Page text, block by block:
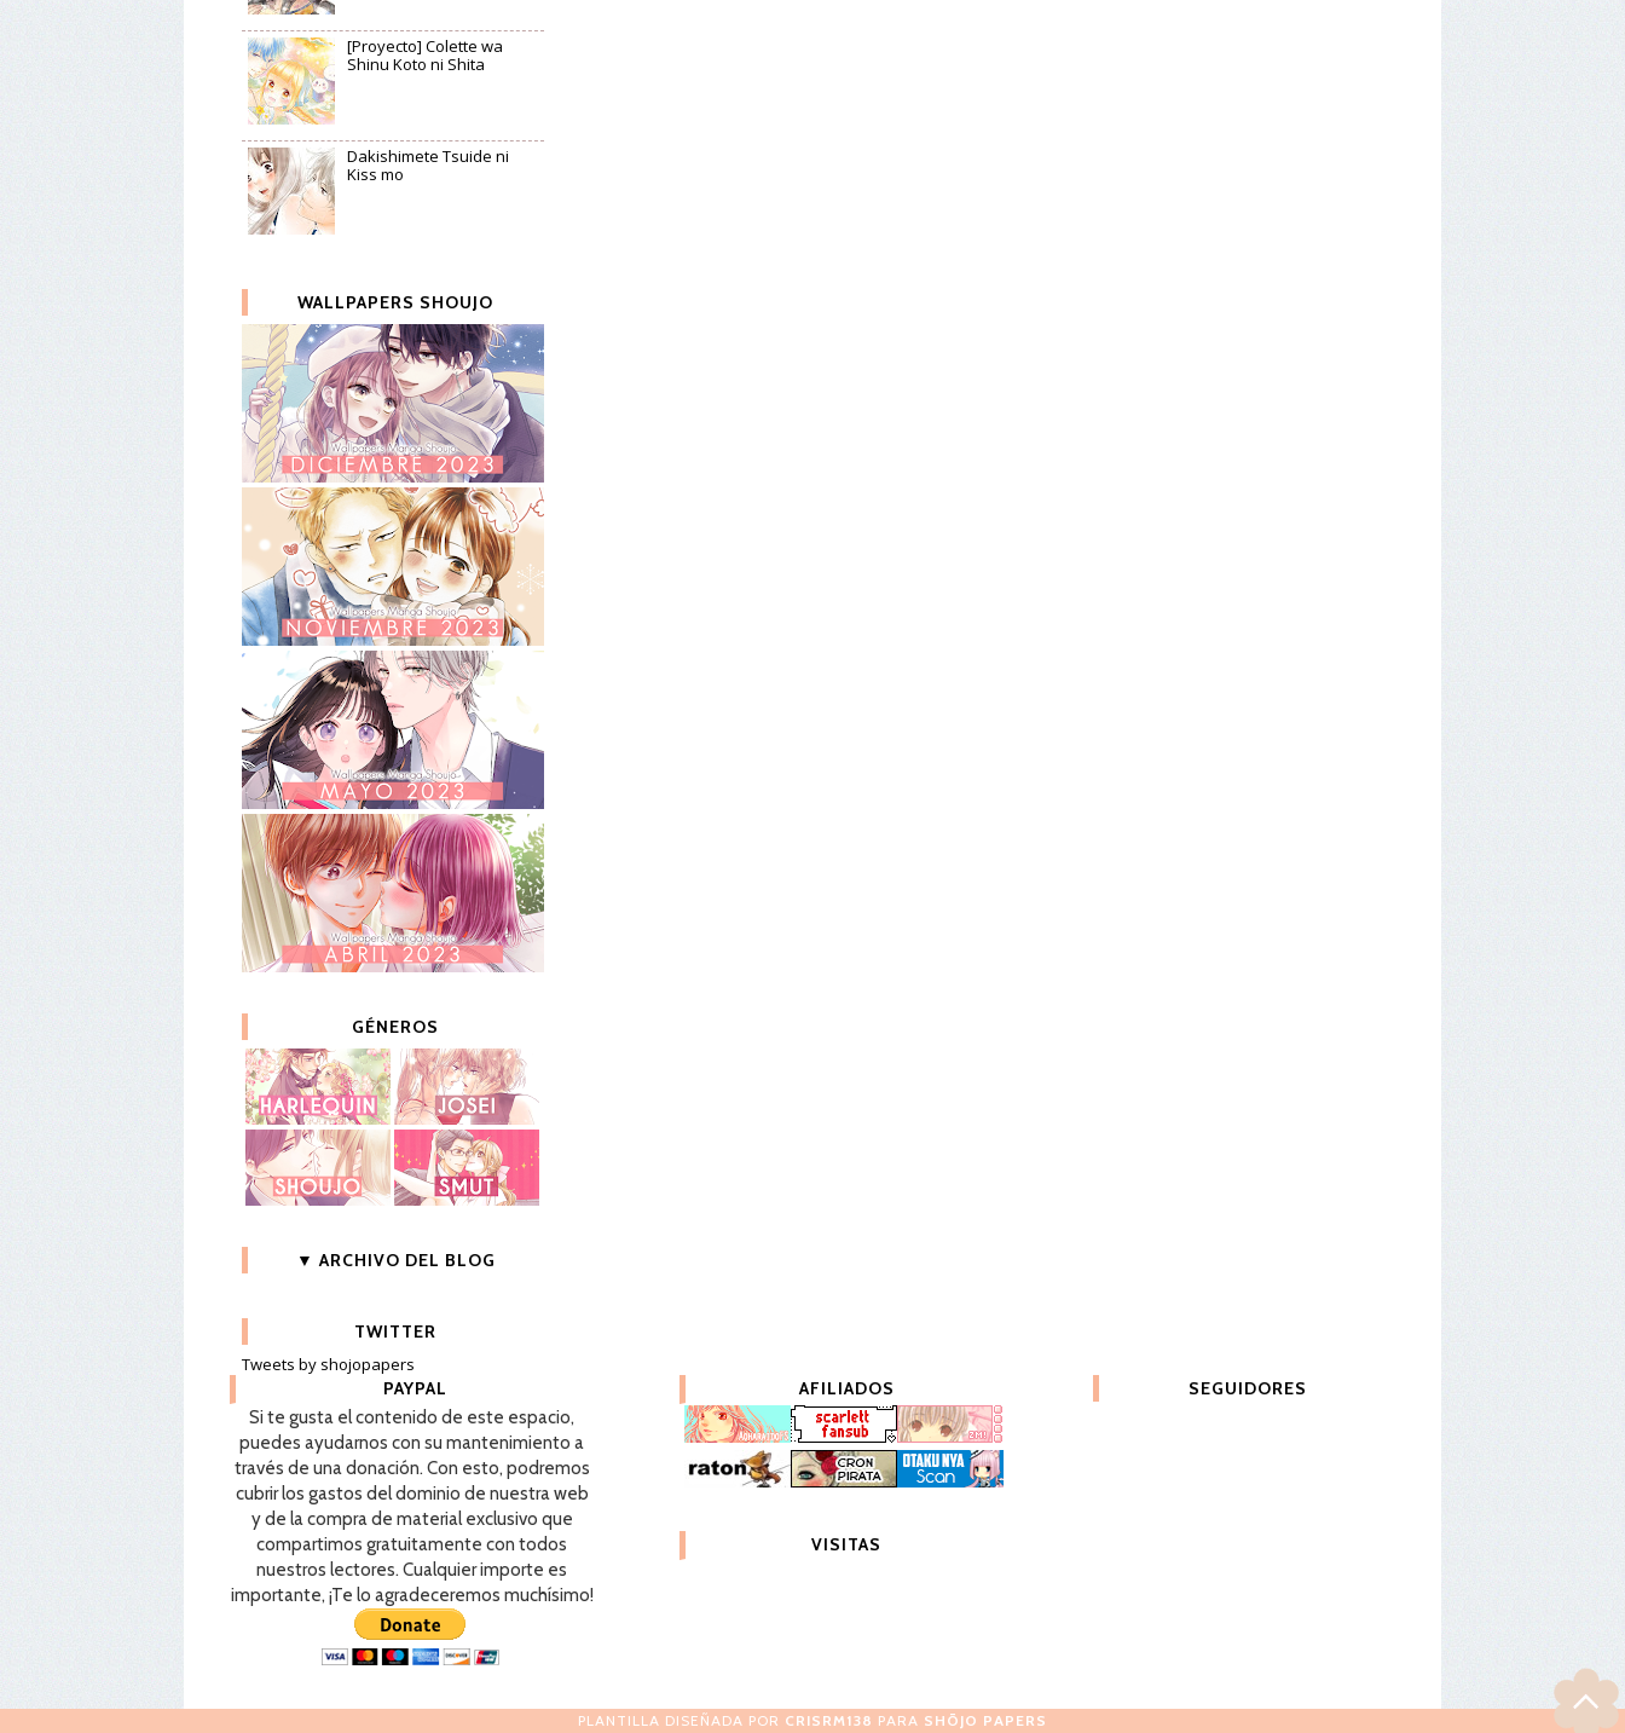
[Proyecto] Colette wa
Shinu Koto ni Shita
Dakishimete Tsuide ni
Kiss mo
WALLPAPERS SHOUJO
GÉNEROS
▼ ARCHIVO DEL BLOG
TWITTER
Tweets by shojopapers
PAYPAL
Si te gusta el contenido de este espacio,
puedes ayudarnos con su mantenimiento a
través de una donación. Con esto, podremos
cubrir los gastos del dominio de nuestra web
y de la compra de material exclusivo que
compartimos gratuitamente con todos
nuestros lectores. Cualquier importe es
importante, ¡Te lo agradeceremos muchísimo!
AFILIADOS
VISITAS
SEGUIDORES
PLANTILLA DISEÑADA POR CRISRM138 PARA SHŌJO PAPERS